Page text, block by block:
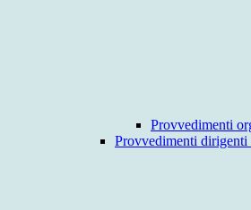
Provvedimenti
Provvedimenti